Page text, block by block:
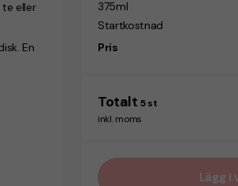
eller
En
375ml
Startkostnad
Pris
Totalt 5 st
inkl. moms
Lägg i